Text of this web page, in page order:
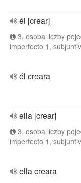
él [crear]
3. osoba liczby
imperfecto 1,
él creara
ella [crear]
3. osoba liczby
imperfecto 1,
ella creara